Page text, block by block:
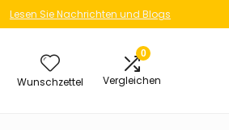
Lesen Sie Nachrichten und Blogs
Wunschzettel
0
Vergleichen